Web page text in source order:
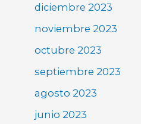
diciembre 2023
noviembre 2023
octubre 2023
septiembre 2023
agosto 2023
junio 2023